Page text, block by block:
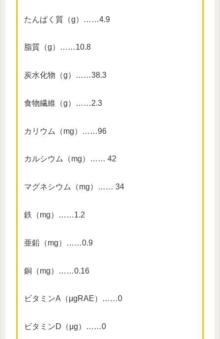
たんぱく質（g）……4.9
脂質（g）……10.8
炭水化物（g）……38.3
食物繊維（g）……2.3
カリウム（mg）……96
カルシウム（mg）…… 42
マグネシウム（mg）…… 34
鉄（mg）……1.2
亜鉛（mg）……0.9
銅（mg）……0.16
ビタミンA（μgRAE）……0
ビタミンD（μg）……0